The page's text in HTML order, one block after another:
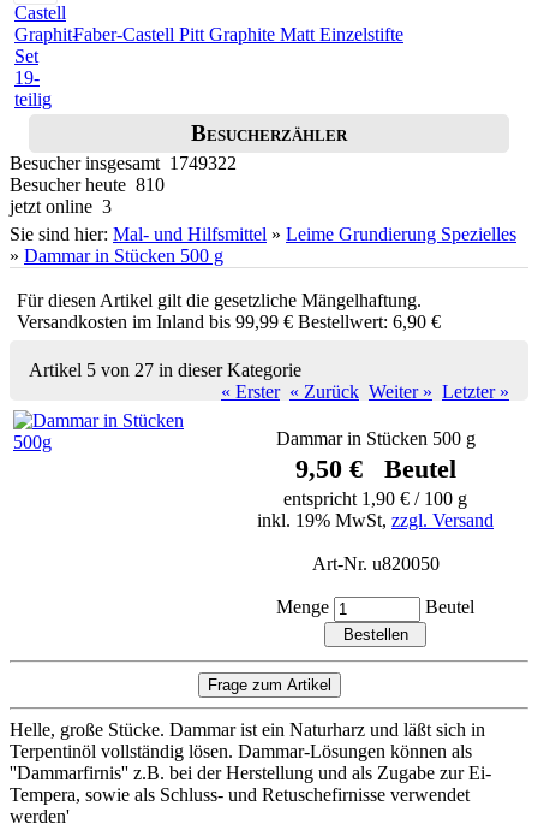
Faber-Castell Pitt Graphite Matt Einzelstifte
Besucherzähler
Besucher insgesamt 1749322
Besucher heute 810
jetzt online 3
Sie sind hier: Mal- und Hilfsmittel » Leime Grundierung Spezielles
» Dammar in Stücken 500 g
Für diesen Artikel gilt die gesetzliche Mängelhaftung.
Versandkosten im Inland bis 99,99 € Bestellwert: 6,90 €
Artikel 5 von 27 in dieser Kategorie
« Erster « Zurück Weiter » Letzter »
Dammar in Stücken 500 g
9,50 € Beutel
entspricht 1,90 € / 100 g
inkl. 19% MwSt, zzgl. Versand
Art-Nr. u820050
Menge Beutel
Helle, große Stücke. Dammar ist ein Naturharz und läßt sich in
Terpentinöl vollständig lösen. Dammar-Lösungen können als
''Dammarfirnis'' z.B. bei der Herstellung und als Zugabe zur Ei-
Tempera, sowie als Schluss- und Retuschefirnisse verwendet
werden'